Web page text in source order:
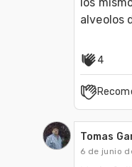
alveolos
4
Tomas
6 de junio